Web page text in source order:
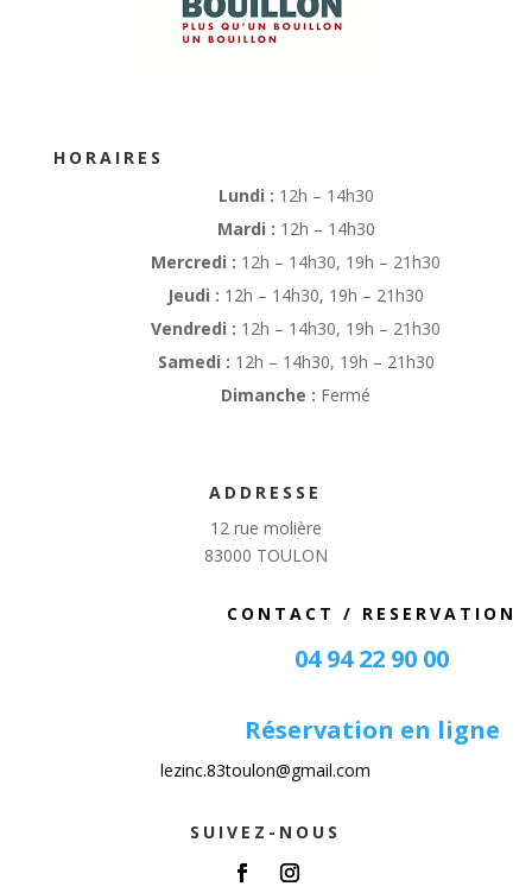
HORAIRES
Lundi : 12h – 14h30
Mardi : 12h – 14h30
Mercredi : 12h – 14h30, 19h – 21h30
Jeudi : 12h – 14h30, 19h – 21h30
Vendredi : 12h – 14h30, 19h – 21h30
Samedi : 12h – 14h30, 19h – 21h30
Dimanche : Fermé
ADDRESSE
12 rue molière
83000 TOULON
CONTACT / RESERVATION
04 94 22 90 00
Réservation en ligne
lezinc.83toulon@gmail.com
SUIVEZ-NOUS